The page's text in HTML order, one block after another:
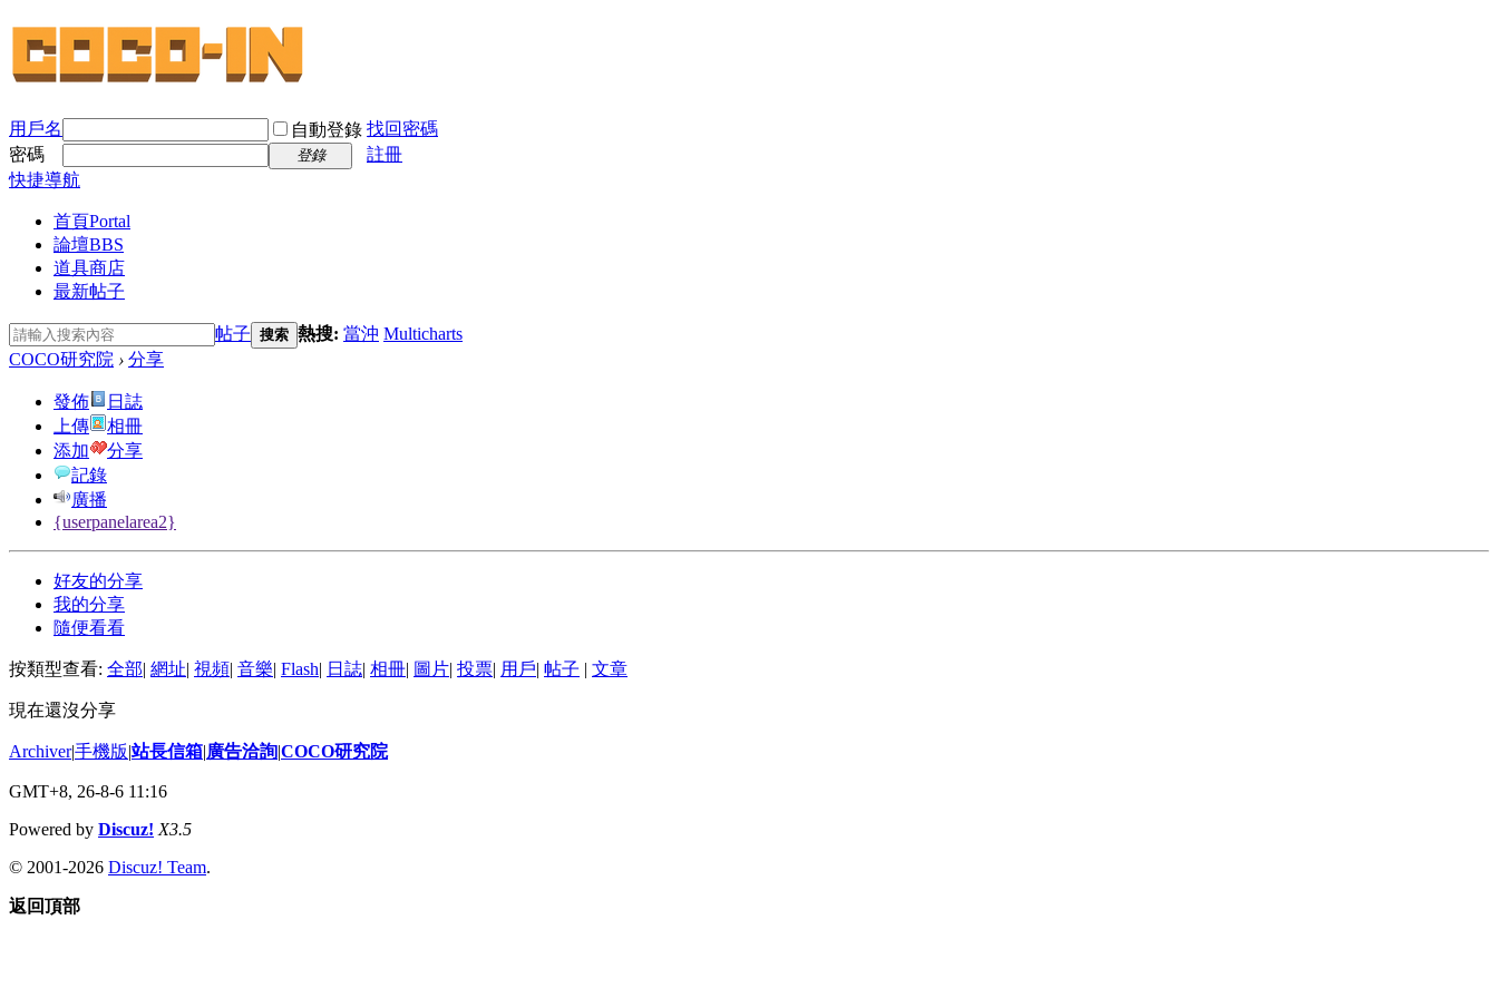
用戶名 自動登錄 找回密碼
密碼
登錄
註冊
快捷導航
首頁Portal
論壇BBS
道具商店
最新帖子
帖子 搜索 熱搜: 當沖 Multicharts
COCO研究院 › 分享
發佈
日誌
上傳
相冊
添加
分享
記錄
廣播
{userpanelarea2}
好友的分享
我的分享
隨便看看
按類型查看: 全部| 網址| 視頻| 音樂| Flash| 日誌| 相冊| 圖片| 投票| 用戶| 帖子 | 文章
現在還沒分享
Archiver|手機版|站長信箱|廣告洽詢|COCO研究院
GMT+8, 26-8-6 11:16
Powered by Discuz! X3.5
© 2001-2026 Discuz! Team.
返回頂部